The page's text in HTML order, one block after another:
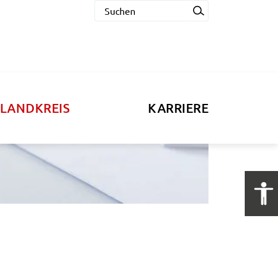
LANDKREIS KARRIERE